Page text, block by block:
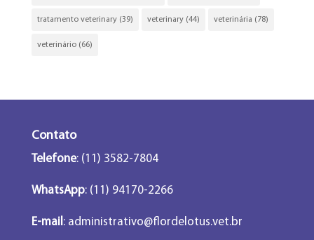
tratamento veterinary(39) veterinary(44) veterinária (78)
veterinário(66)
Contato
Telefone: (11) 3582-7804
WhatsApp: (11) 94170-2266
E-mail :administrativo@flordelotus.vet.br